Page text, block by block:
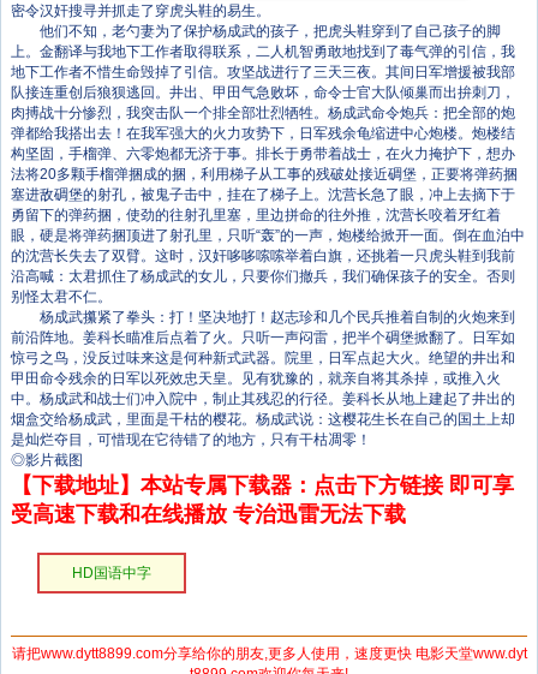
密令汉奸搜寻并抓走了穿虎头鞋的易生。
他们不知，老勺妻为了保护杨成武的孩子，把虎头鞋穿到了自己孩子的脚
上。金翻译与我地下工作者取得联系，二人机智勇敢地找到了毒气弹的引信，我
地下工作者不惜生命毁掉了引信。攻坚战进行了三天三夜。其间日军增援被我部
队接连重创后狼狈逃回。井出、甲田气急败坏，命令士官大队倾巢而出拚刺刀，
肉搏战十分惨烈，我突击队一个排全部壮烈牺牲。杨成武命令炮兵：把全部的炮
弹都给我搭出去！在我军强大的火力攻势下，日军残余龟缩进中心炮楼。炮楼结
构坚固，手榴弹、六零炮都无济于事。排长于勇带着战士，在火力掩护下，想办
法将20多颗手榴弹捆成的捆，利用梯子从工事的残破处接近碉堡，正要将弹药捆
塞进敌碉堡的射孔，被鬼子击中，挂在了梯子上。沈营长急了眼，冲上去摘下于
勇留下的弹药捆，使劲的往射孔里塞，里边拼命的往外推，沈营长咬着牙红着
眼，硬是将弹药捆顶进了射孔里，只听“轰”的一声，炮楼给掀开一面。倒在血泊中
的沈营长失去了双臂。这时，汉奸哆哆嗦嗦举着白旗，还挑着一只虎头鞋到我前
沿高喊：太君抓住了杨成武的女儿，只要你们撤兵，我们确保孩子的安全。否则
别怪太君不仁。
杨成武攥紧了拳头：打！坚决地打！赵志珍和几个民兵推着自制的火炮来到
前沿阵地。姜科长瞄准后点着了火。只听一声闷雷，把半个碉堡掀翻了。日军如
惊弓之鸟，没反过味来这是何种新式武器。院里，日军点起大火。绝望的井出和
甲田命令残余的日军以死效忠天皇。见有犹豫的，就亲自将其杀掉，或推入火
中。杨成武和战士们冲入院中，制止其残忍的行径。姜科长从地上建起了井出的
烟盒交给杨成武，里面是干枯的樱花。杨成武说：这樱花生长在自己的国土上却
是灿烂夺目，可惜现在它待错了的地方，只有干枯凋零！
◎影片截图
【下载地址】本站专属下载器：点击下方链接 即可享
受高速下载和在线播放 专治迅雷无法下载
HD国语中字
请把www.dytt8899.com分享给你的朋友,更多人使用，速度更快 电影天堂www.dyt